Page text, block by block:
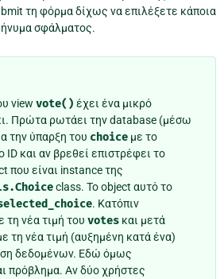
τη φόρμα δίχως να επιλέξετε κάποια
σφάλματος.
view vote() έχει ένα μικρό
Πρώτα ρωτάει την database (μέσω
την ύπαρξη του choice με το
ID και αν βρεθεί επιστρέφει το
που είναι instance της
class. Το object αυτό το
. Κατόπιν
τη νέα τιμή του votes και μετά
τη νέα τιμή (αυξημένη κατά ένα)
δεδομένων. Εδώ όμως
πρόβλημα. Αν δύο χρήστες